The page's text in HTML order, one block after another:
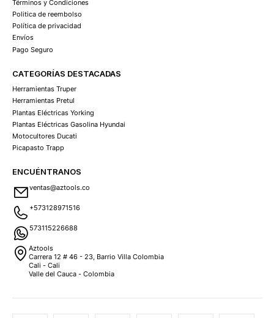
Términos y Condiciones
Politica de reembolso
Política de privacidad
Envíos
Pago Seguro
CATEGORÍAS DESTACADAS
Herramientas Truper
Herramientas Pretul
Plantas Eléctricas Yorking
Plantas Eléctricas Gasolina Hyundai
Motocultores Ducati
Picapasto Trapp
ENCUÉNTRANOS
ventas@aztools.co
+573128971516
573115226688
Aztools
Carrera 12 # 46 - 23, Barrio Villa Colombia
Cali - Cali
Valle del Cauca - Colombia